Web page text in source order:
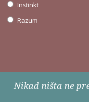
Instinkt
Razum
Nikad ništa ne